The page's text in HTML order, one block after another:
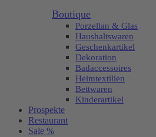
Boutique
Porzellan & Glas
Haushaltswaren
Geschenkartikel
Dekoration
Badaccessoires
Heimtextilien
Bettwaren
Kinderartikel
Prospekte
Restaurant
Sale %